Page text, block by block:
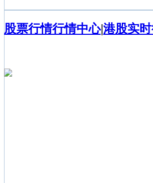
股票行情行情中心|港股实